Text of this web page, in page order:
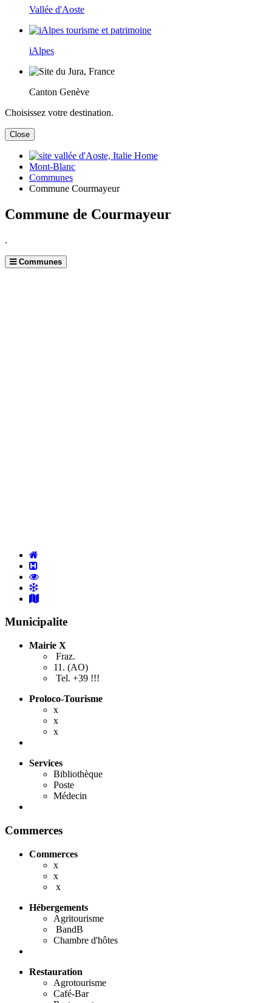
Vallée d'Aoste
iAlpes
Canton Genève
Choisissez votre destination.
Close
Home
Mont-Blanc
Communes
Commune Courmayeur
Commune de Courmayeur
.
Communes
Municipalite
Mairie X
Fraz.
11. (AO)
Tel. +39 !!!
Proloco-Tourisme
x
x
x
Services
Bibliothèque
Poste
Médecin
Commerces
Commerces
x
x
x
Hébergements
Agritourisme
BandB
Chambre d'hôtes
Restauration
Agrotourisme
Café-Bar